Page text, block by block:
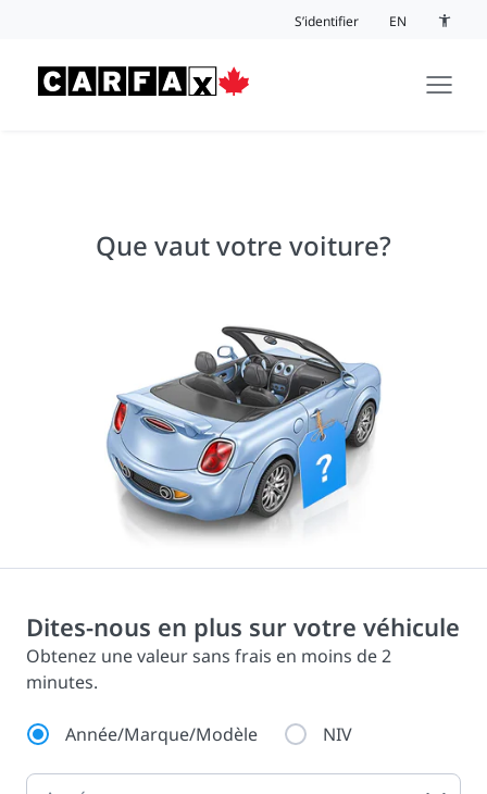
S’identifier
EN
Que vaut votre voiture?
Dites-nous en plus sur votre véhicule
Obtenez une valeur sans frais en moins de 2
minutes.
Année/Marque/Modèle NIV
Année